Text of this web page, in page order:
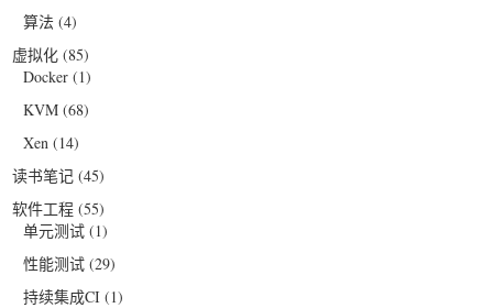
算法 (4)
虚拟化 (85)
Docker (1)
KVM (68)
Xen (14)
读书笔记 (45)
软件工程 (55)
单元测试 (1)
性能测试 (29)
持续集成CI (1)